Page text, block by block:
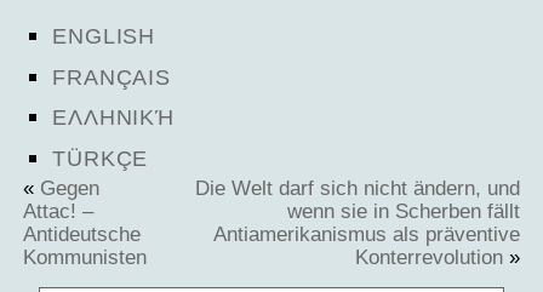
ENGLISH
FRANÇAIS
ΕΛΛΗΝΙΚΉ
TÜRKÇE
« Gegen
Attac! –
Antideutsche
Kommunisten
Die Welt darf sich nicht ändern, und
wenn sie in Scherben fällt
Antiamerikanismus als präventive
Konterrevolution »